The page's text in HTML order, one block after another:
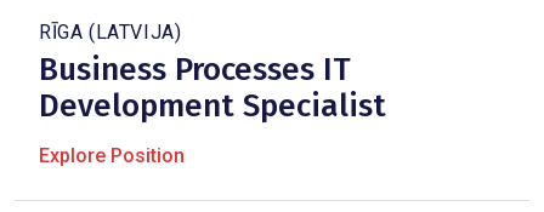
RĪGA (LATVIJA)
Business Processes IT
Development Specialist
Explore Position